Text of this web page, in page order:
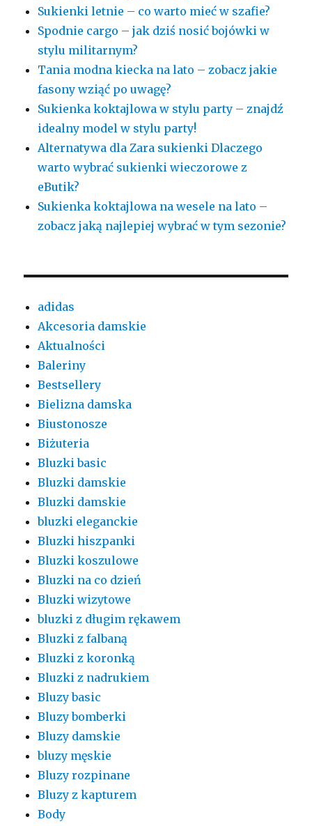
Sukienki letnie – co warto mieć w szafie?
Spodnie cargo – jak dziś nosić bojówki w
stylu militarnym?
Tania modna kiecka na lato – zobacz jakie
fasony wziąć po uwagę?
Sukienka koktajlowa w stylu party – znajdź
idealny model w stylu party!
Alternatywa dla Zara sukienki Dlaczego
warto wybrać sukienki wieczorowe z
eButik?
Sukienka koktajlowa na wesele na lato –
zobacz jaką najlepiej wybrać w tym sezonie?
adidas
Akcesoria damskie
Aktualności
Baleriny
Bestsellery
Bielizna damska
Biustonosze
Biżuteria
Bluzki basic
Bluzki damskie
Bluzki damskie
bluzki eleganckie
Bluzki hiszpanki
Bluzki koszulowe
Bluzki na co dzień
Bluzki wizytowe
bluzki z długim rękawem
Bluzki z falbaną
Bluzki z koronką
Bluzki z nadrukiem
Bluzy basic
Bluzy bomberki
Bluzy damskie
bluzy męskie
Bluzy rozpinane
Bluzy z kapturem
Body